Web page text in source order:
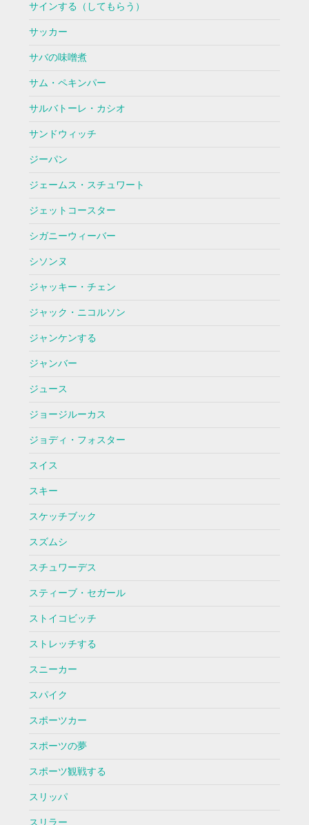
サインする（してもらう）
サッカー
サバの味噌煮
サム・ペキンパー
サルバトーレ・カシオ
サンドウィッチ
ジーパン
ジェームス・スチュワート
ジェットコースター
シガニーウィーバー
シソンヌ
ジャッキー・チェン
ジャック・ニコルソン
ジャンケンする
ジャンバー
ジュース
ジョージルーカス
ジョディ・フォスター
スイス
スキー
スケッチブック
スズムシ
スチュワーデス
スティーブ・セガール
ストイコビッチ
ストレッチする
スニーカー
スパイク
スポーツカー
スポーツの夢
スポーツ観戦する
スリッパ